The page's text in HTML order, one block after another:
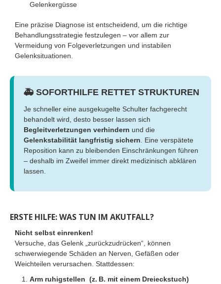
Gelenkergüsse
Eine präzise Diagnose ist entscheidend, um die richtige
Behandlungsstrategie festzulegen – vor allem zur
Vermeidung von Folgeverletzungen und instabilen
Gelenksituationen.
🚑 SOFORTHILFE RETTET STRUKTUREN
Je schneller eine ausgekugelte Schulter fachgerecht
behandelt wird, desto besser lassen sich
Begleitverletzungen verhindern und die
Gelenkstabilität langfristig sichern. Eine verspätete
Reposition kann zu bleibenden Einschränkungen führen
– deshalb im Zweifel immer direkt medizinisch abklären
lassen.
ERSTE HILFE: WAS TUN IM AKUTFALL?
Nicht selbst einrenken!
Versuche, das Gelenk „zurückzudrücken“, können
schwerwiegende Schäden an Nerven, Gefäßen oder
Weichteilen verursachen. Stattdessen:
Arm ruhigstellen (z. B. mit einem Dreieckstuch)